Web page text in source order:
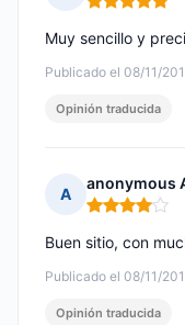
Nota: 5 de 5
Publicado el 08/11/
Muy sencillo y
Opinión traducida
A
anonymous
Nota: 4 de 5
Publicado el 08/11/
Buen sitio, con
Opinión traducida